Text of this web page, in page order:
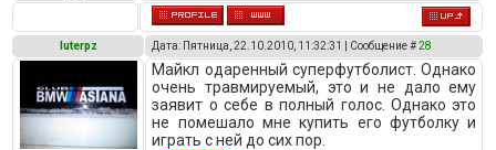
luterpz Дата: Пятница, 22.10.2010, 11:32:31 | Сообщение #28
Майкл одаренный суперфутболист. Однако
очень травмируемый, это и не дало ему
заявит о себе в полный голос. Однако это
не помешало мне купить его футболку и
играть с ней до сих пор.